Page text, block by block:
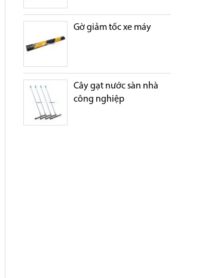
Gờ giảm tốc xe máy
Cây gạt nước sàn nhà
công nghiệp